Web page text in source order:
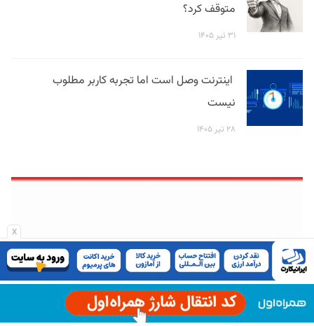
x
متوقف کرد؟
۳۱ تیر ۱۴۰۵
اینترنت وصل است اما تجربه کاربر مطلوب
نیست
۲۸ تیر ۱۴۰۵